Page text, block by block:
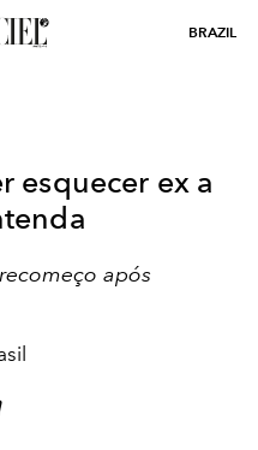
BRAZIL
esquecer ex a
após